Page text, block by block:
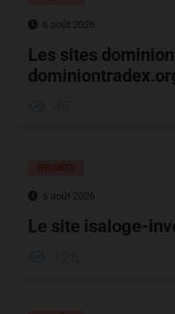
6 août 2026
Les sites
6 août 2026
Le site isaloge-